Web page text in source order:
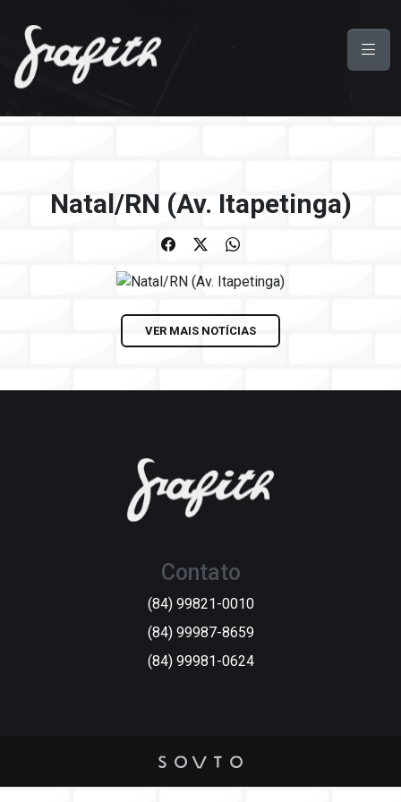
Natal/RN (Av. Itapetinga)
VER MAIS NOTÍCIAS
Contato
(84) 99821-0010
(84) 99987-8659
(84) 99981-0624